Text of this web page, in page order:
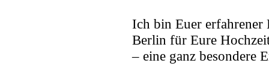
Ich bin Euer
Berlin für Eure
– eine ganz besondere